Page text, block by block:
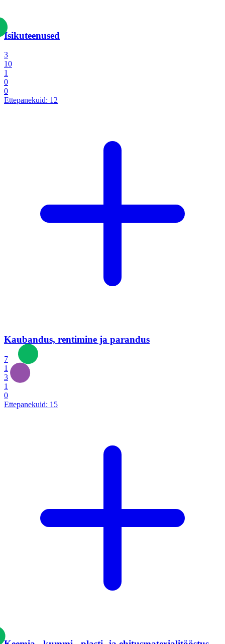
Isikuteenused
3
10
1
0
0
Ettepanekuid: 12
Kaubandus, rentimine ja parandus
7
1
3
1
0
Ettepanekuid: 15